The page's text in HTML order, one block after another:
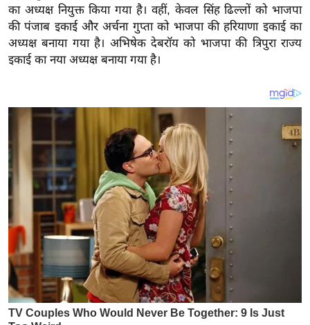
रा
य
ब
खे
के
ट
P
L
2
0
2
6
का अध्यक्ष नियुक्त किया गया है। वहीं, केवल सिंह ढिल्लों को भाजपा
की पंजाब इकाई और अर्चना गुप्ता को भाजपा की हरियाणा इकाई का
अध्यक्ष बनाया गया है। अभिषेक देबरॉय को भाजपा की त्रिपुरा राज्य
इकाई का नया अध्यक्ष बनाया गया है।